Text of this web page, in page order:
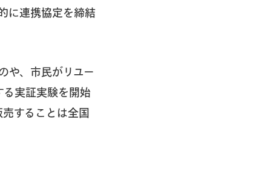
に連携協定を締結
や、市民がリユー
る実証実験を開始
することは全国